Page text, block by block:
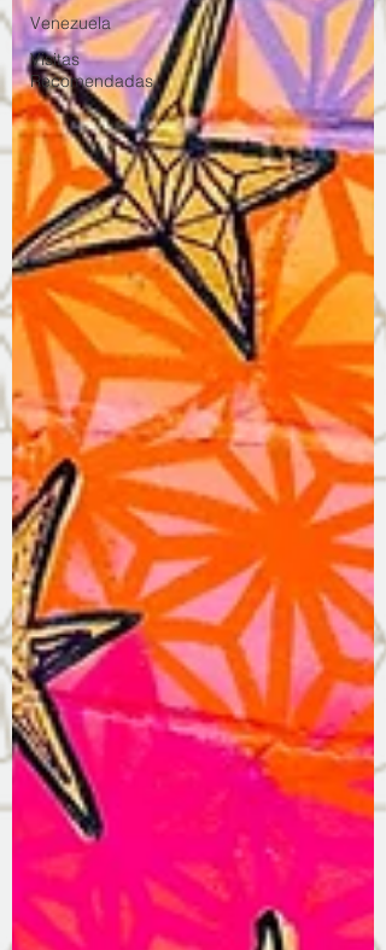
Venezuela
Visitas
Recomendadas